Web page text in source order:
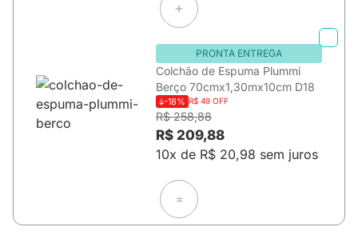
PRONTA ENTREGA
Colchão de Espuma Plummi
Berço 70cmx1,30mx10cm D18
-18% R$ 49 OFF
R$ 258,88
R$ 209,88
10x de R$ 20,98 sem juros
=